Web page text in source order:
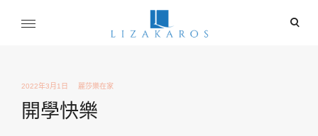
open
2022年3月1日 麗莎樂在家
開學快樂